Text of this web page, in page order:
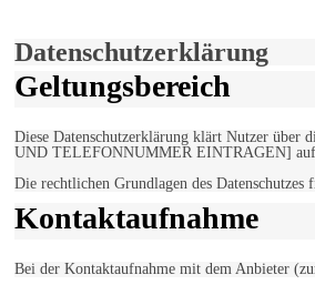
Datenschutzerklärung
Geltungsbereich
Diese Datenschutzerklärung klärt Nutzer
UND TELEFONNUMMER EINTRAGEN] auf
Die rechtlichen Grundlagen des
Kontaktaufnahme
Bei der Kontaktaufnahme mit dem Anbieter